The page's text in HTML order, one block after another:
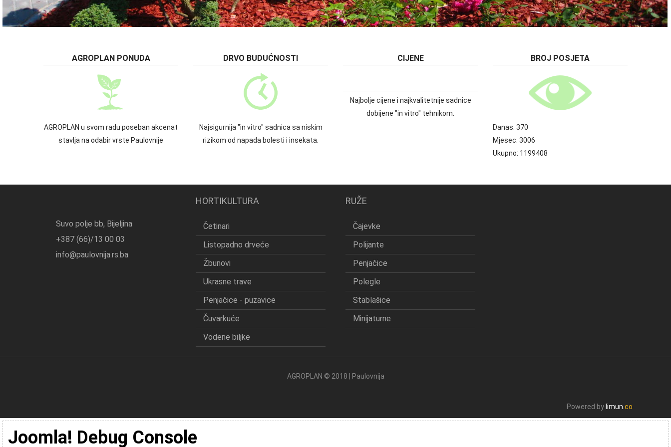
AGROPLAN PONUDA
AGROPLAN u svom radu poseban akcenat
stavlja na odabir vrste Paulovnije
DRVO BUDUĆNOSTI
Najsigurnija "in vitro" sadnica sa niskim
rizikom od napada bolesti i insekata.
CIJENE
Najbolje cijene i najkvalitetnije sadnice
dobijene "in vitro" tehnikom.
BROJ POSJETA
Danas: 370
Mjesec: 3006
Ukupno: 1199408
Suvo polje bb, Bijeljina
+387 (66)/13 00 03
info@paulovnija.rs.ba
HORTIKULTURA
Četinari
Listopadno drveće
Žbunovi
Ukrasne trave
Penjačice - puzavice
Čuvarkuće
Vodene biljke
RUŽE
Čajevke
Polijante
Penjačice
Polegle
Stablašice
Minijaturne
AGROPLAN © 2018 | Paulovnija
Powered by limun .co
Joomla! Debug Console